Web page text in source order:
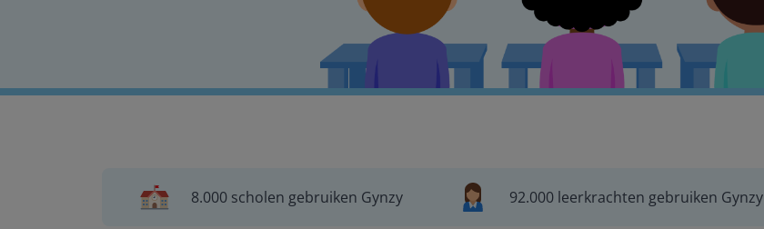
8.000 scholen gebruiken Gynzy 92.000 leerkrachten gebruiken Gynzy